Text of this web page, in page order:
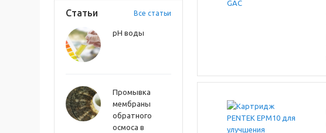
Статьи Все статьи
pH воды
Промывка
мембраны
обратного
осмоса в